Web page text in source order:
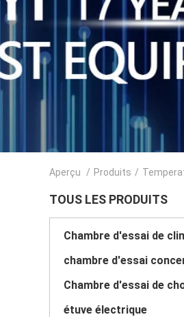
Aperçu / Produits /
TOUS LES PRODUITS
Chambre d'essai de
étuve électrique